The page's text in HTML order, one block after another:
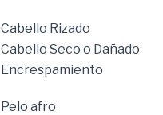
Cabello Rizado
Cabello Seco o Dañado
Encrespamiento
Pelo afro